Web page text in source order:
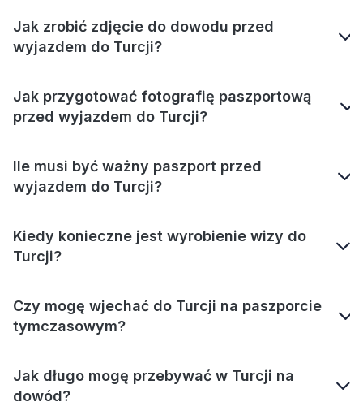
Jak zrobić zdjęcie do dowodu przed
wyjazdem do Turcji?
Jak przygotować fotografię paszportową
przed wyjazdem do Turcji?
Ile musi być ważny paszport przed
wyjazdem do Turcji?
Kiedy konieczne jest wyrobienie wizy do
Turcji?
Czy mogę wjechać do Turcji na paszporcie
tymczasowym?
Jak długo mogę przebywać w Turcji na
dowód?